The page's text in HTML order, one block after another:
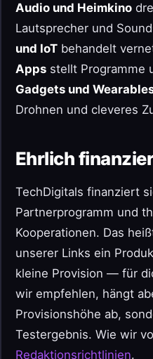
Audio und Heimkino
Lautsprecher und
und IoT behandelt
Apps stellt Programme
Gadgets und
Drohnen und cleveres
Ehrlich
TechDigitals finanziert
Partnerprogramm und
Kooperationen. Das
unserer Links ein
kleine Provision — für
wir empfehlen, hängt
Provisionshöhe ab,
Testergebnis. Wie wir
Redaktionsrichtlinien.